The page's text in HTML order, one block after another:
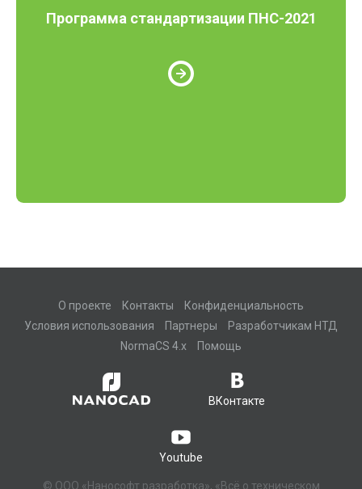
Программа стандартизации ПНС-2021
О проекте Контакты
Конфиденциальность
Условия использования
Партнеры
Разработчикам НТД
NormaCS 4.x
Помощь
ВКонтакте
Youtube
© ООО «Нанософт разработка», «Всё о техническом